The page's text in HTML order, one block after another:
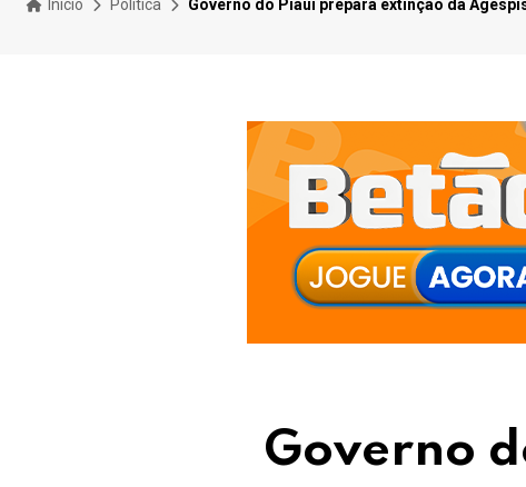
Início Política Governo do Piauí prepara extinção da
Governo